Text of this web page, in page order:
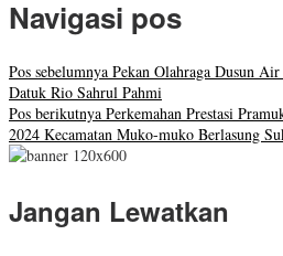
Navigasi pos
Pos sebelumnya Pekan Olahraga Dusun
Datuk Rio Sahrul Pahmi
Pos berikutnya Perkemahan Prestasi
2024 Kecamatan Muko-muko Berlasung
Jangan Lewatkan